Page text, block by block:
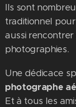
Ils sont
traditionnel
aussi
photographies.
Une dédicace
photographe
Et à tous les